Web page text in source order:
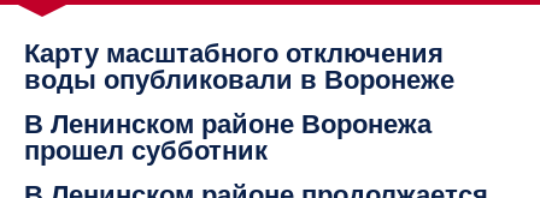
Карту масштабного отключения
воды опубликовали в Воронеже
В Ленинском районе Воронежа
прошел субботник